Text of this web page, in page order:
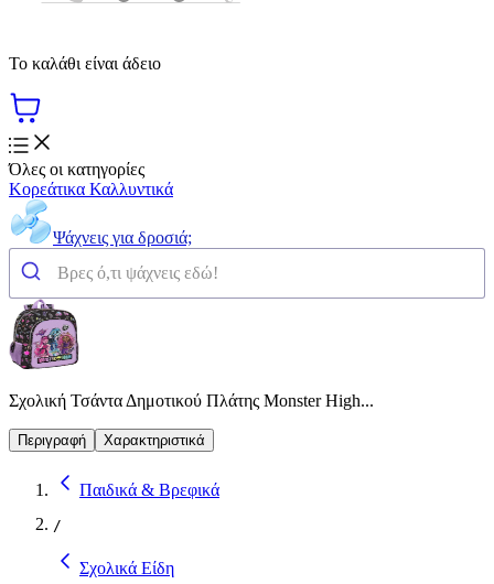
Το καλάθι είναι άδειο
Όλες οι κατηγορίες
Κορεάτικα Καλλυντικά
Ψάχνεις για δροσιά;
Σχολική Τσάντα Δημοτικού Πλάτης Monster High...
Περιγραφή Χαρακτηριστικά
Παιδικά & Βρεφικά
/
Σχολικά Είδη